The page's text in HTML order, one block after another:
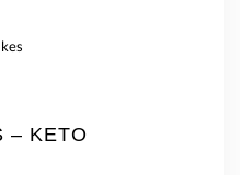
– KETO